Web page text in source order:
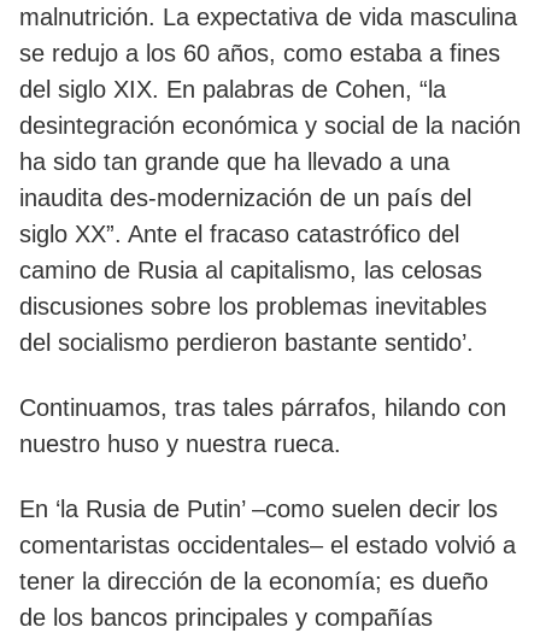
malnutrición. La expectativa de vida masculina
se redujo a los 60 años, como estaba a fines
del siglo XIX. En palabras de Cohen, “la
desintegración económica y social de la nación
ha sido tan grande que ha llevado a una
inaudita des-modernización de un país del
siglo XX”. Ante el fracaso catastrófico del
camino de Rusia al capitalismo, las celosas
discusiones sobre los problemas inevitables
del socialismo perdieron bastante sentido’.
Continuamos, tras tales párrafos, hilando con
nuestro huso y nuestra rueca.
En ‘la Rusia de Putin’ –como suelen decir los
comentaristas occidentales– el estado volvió a
tener la dirección de la economía; es dueño
de los bancos principales y compañías